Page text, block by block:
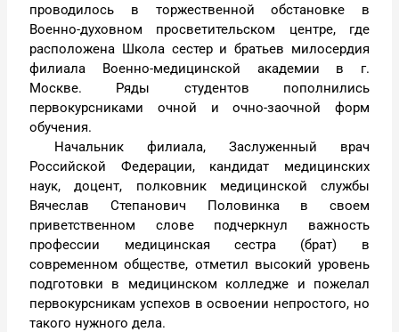
проводилось в торжественной обстановке в
Военно-духовном просветительском центре, где
расположена Школа сестер и братьев милосердия
филиала Военно-медицинской академии в г.
Москве. Ряды студентов пополнились
первокурсниками очной и очно-заочной форм
обучения.
Начальник филиала, Заслуженный врач
Российской Федерации, кандидат медицинских
наук, доцент, полковник медицинской службы
Вячеслав Степанович Половинка в своем
приветственном слове подчеркнул важность
профессии медицинская сестра (брат) в
современном обществе, отметил высокий уровень
подготовки в медицинском колледже и пожелал
первокурсникам успехов в освоении непростого, но
такого нужного дела.